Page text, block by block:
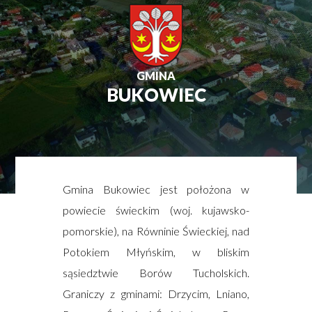
GMINA
BUKOWIEC
Gmina Bukowiec jest położona w
powiecie świeckim (woj. kujawsko-
pomorskie), na Równinie Świeckiej, nad
Potokiem Młyńskim, w bliskim
sąsiedztwie Borów Tucholskich.
Graniczy z gminami: Drzycim, Lniano,